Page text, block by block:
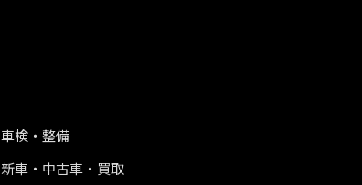
車検・整備
新車・中古車・買取